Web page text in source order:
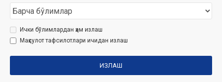
Ички бўлимлардан ҳам излаш
Маҳсулот тафсилотлари ичидан излаш
ИЗЛАШ